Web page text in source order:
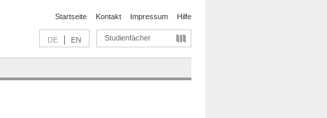
Startseite Kontakt Impressum Hilfe
DE EN Studienfächer